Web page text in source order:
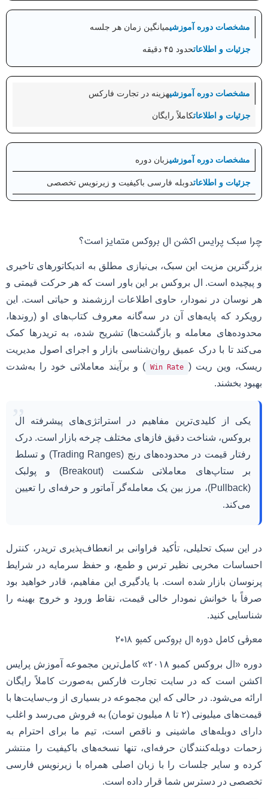
میانگین زمان هر جلسه
حدود ۴۵ دقیقه
هزینه در تجارت فارکس
کاملاً رایگان
زبان دوره
دوبله فارسی باکیفیت و زیرنویس تخصصی
چرا سبک پرایس اکشن ال بروکس متمایز است؟
بزرگترین مزیت این سبک، بی‌نیازی مطلق به اندیکاتورهای تاخیری
و پیچیده است. ال بروکس بر این باور است که هر حرکت قیمتی و
هر نوسان در نمودار، حاوی اطلاعات ارزشمند و حیاتی است. این
رویکرد که پایه‌های آن در سه‌گانه معروف کتاب‌های او (روندها،
محدوده‌های معامله و بازگشت‌ها) تشریح شده، به تریدرها کمک
می‌کند تا با درک عمیق روان‌شناسی بازار و اجرای اصول مدیریت
ریسک، وین ریت ( Win Rate ) و برآیند معاملاتی خود را به‌شدت
بهبود بخشند.
”
یکی از کلیدی‌ترین مفاهیم در استراتژی‌های پیشرفته ال
بروکس، شناخت دقیق فازهای مختلف چرخه بازار است. درک
رفتار قیمت در محدوده‌های رنج (Trading Ranges) و تسلط
بر ستاپ‌های معاملاتی شکست (Breakout) و پولبک
(Pullback)، مرز بین یک معامله‌گر آماتور و حرفه‌ای را تعیین
می‌کند.
در این سبک تحلیلی، تأکید فراوانی بر انعطاف‌پذیری تریدر، کنترل
احساسات مخربی نظیر ترس و طمع، و حفظ سرمایه در شرایط
پرنوسان بازار شده است. با یادگیری این مفاهیم، قادر خواهید بود
صرفاً با خوانش نمودار خالی قیمت، نقاط ورود و خروج بهینه را
شناسایی کنید.
معرفی کامل دوره ال بروکس کمبو ۲۰۱۸
دوره «ال بروکس کمبو ۲۰۱۸» کامل‌ترین مجموعه آموزش پرایس
اکشن است که در سایت تجارت فارکس به‌صورت کاملاً رایگان
ارائه می‌شود. در حالی که این مجموعه در بسیاری از وب‌سایت‌ها با
قیمت‌های میلیونی (۲ تا ۸ میلیون تومان) به فروش می‌رسد و اغلب
دارای دوبله‌های ماشینی و ناقص است، تیم ما برای احترام به
زحمات دوبله‌کنندگان حرفه‌ای، تنها نسخه‌های باکیفیت را منتشر
کرده و سایر جلسات را با زبان اصلی همراه با زیرنویس فارسی
تخصصی در دسترس شما قرار داده است.